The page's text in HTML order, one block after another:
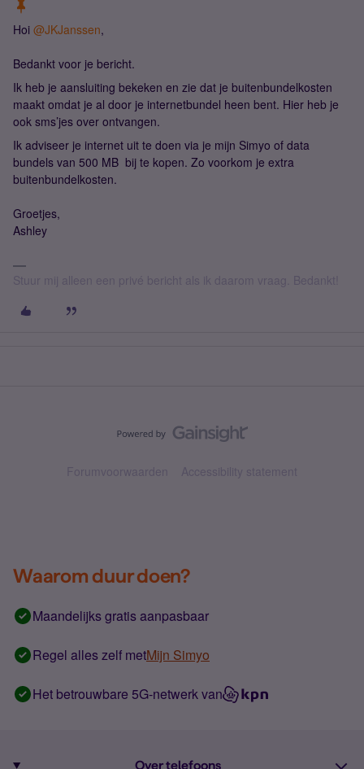
Hoi @JKJanssen,
Bedankt voor je bericht.
Ik heb je aansluiting bekeken en zie dat je buitenbundelkosten
maakt omdat je al door je internetbundel heen bent. Hier heb je
ook sms’jes over ontvangen.
Ik adviseer je internet uit te doen via je mijn Simyo of data
bundels van 500 MB bij te kopen. Zo voorkom je extra
buitenbundelkosten.
Groetjes,
Ashley
Stuur mij alleen een privé bericht als ik daarom vraag. Bedankt!
Forumvoorwaarden Accessibility statement
Waarom duur doen?
Maandelijks gratis aanpasbaar
Regel alles zelf metMijn Simyo
Het betrouwbare 5G-netwerk van
Over telefoons